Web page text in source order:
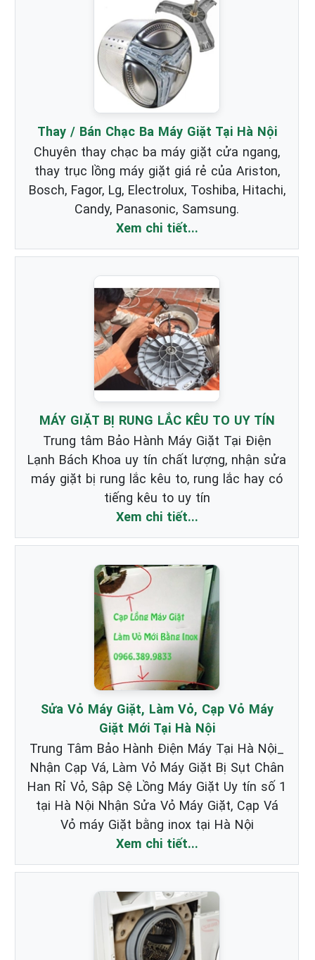
Thay / Bán Chạc Ba Máy Giặt Tại Hà Nội
Chuyên thay chạc ba máy giặt cửa ngang,
thay trục lồng máy giặt giá rẻ của Ariston,
Bosch, Fagor, Lg, Electrolux, Toshiba, Hitachi,
Candy, Panasonic, Samsung.
Xem chi tiết...
MÁY GIẶT BỊ RUNG LẮC KÊU TO UY TÍN
Trung tâm Bảo Hành Máy Giặt Tại Điện
Lạnh Bách Khoa uy tín chất lượng, nhận sửa
máy giặt bị rung lắc kêu to, rung lắc hay có
tiếng kêu to uy tín
Xem chi tiết...
Sửa Vỏ Máy Giặt, Làm Vỏ, Cạp Vỏ Máy
Giặt Mới Tại Hà Nội
Trung Tâm Bảo Hành Điện Máy Tại Hà Nội_
Nhận Cạp Vá, Làm Vỏ Máy Giặt Bị Sụt Chân
Han Rỉ Vỏ, Sập Sệ Lồng Máy Giặt Uy tín số 1
tại Hà Nội Nhận Sửa Vỏ Máy Giặt, Cạp Vá
Vỏ máy Giặt bằng inox tại Hà Nội
Xem chi tiết...